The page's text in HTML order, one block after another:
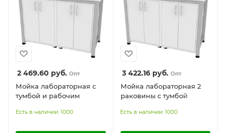
2 469.60 руб. Опт
Мойка лабораторная с
тумбой и рабочим
Есть в наличии: 1000
3 422.16руб. Опт
Мойка лабораторная 2
раковины с тумбой
Есть в наличии: 1000